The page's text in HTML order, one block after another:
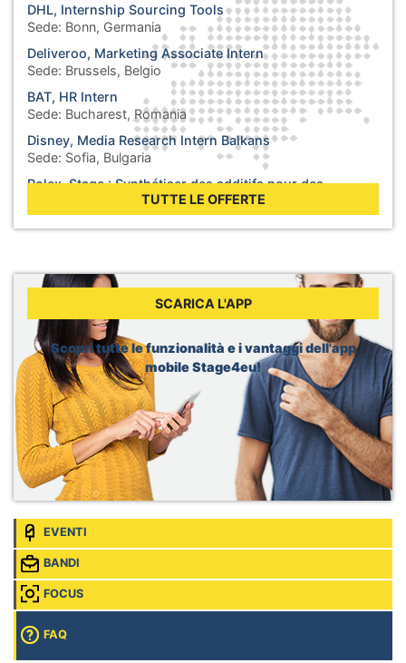
DHL, Internship Sourcing Tools
Sede: Bonn, Germania
Deliveroo, Marketing Associate Intern
Sede: Brussels, Belgio
BAT, HR Intern
Sede: Bucharest, Romania
Disney, Media Research Intern Balkans
Sede: Sofia, Bulgaria
Rolex, Stage : Synthétiser des additifs pour des
Sede: Biel, Svizzera
WHO, Internship - Nutrition and Food Safety
Geneva, Svizzera
Dior, Merchandising Intern
Sede: Brussels, Belgio
TUTTE LE OFFERTE
SCARICA L'APP
Scopri tutte le funzionalità e i vantaggi dell'app
mobile Stage4eu!
EVENTI
BANDI
FOCUS
FAQ